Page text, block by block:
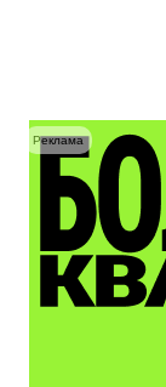
Реклама